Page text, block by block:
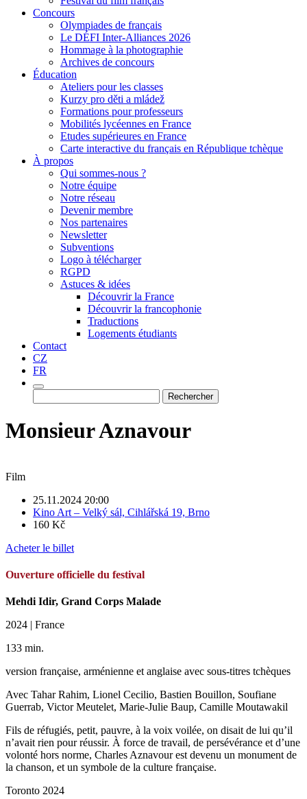
Concours
Olympiades de français
Le DÉFI Inter-Alliances 2026
Hommage à la photographie
Archives de concours
Éducation
Ateliers pour les classes
Kurzy pro děti a mládež
Formations pour professeurs
Mobilités lycéennes en France
Etudes supérieures en France
Carte interactive du français en République tchèque
À propos
Qui sommes-nous ?
Notre équipe
Notre réseau
Devenir membre
Nos partenaires
Newsletter
Subventions
Logo à télécharger
RGPD
Astuces & idées
Découvrir la France
Découvrir la francophonie
Traductions
Logements étudiants
Contact
CZ
FR
Monsieur Aznavour
Film
25.11.2024 20:00
Kino Art – Velký sál, Cihlářská 19, Brno
160 Kč
Acheter le billet
Ouverture officielle du festival
Mehdi Idir, Grand Corps Malade
2024 | France
133 min.
version française, arménienne et anglaise avec sous-titres tchèques
Avec Tahar Rahim, Lionel Cecilio, Bastien Bouillon, Soufiane
Guerrab, Victor Meutelet, Marie-Julie Baup, Camille Moutawakil
Fils de réfugiés, petit, pauvre, à la voix voilée, on disait de lui qu’il
n’avait rien pour réussir. À force de travail, de persévérance et d’une
volonté hors norme, Charles Aznavour est devenu un monument de
la chanson, et un symbole de la culture française.
Toronto 2024